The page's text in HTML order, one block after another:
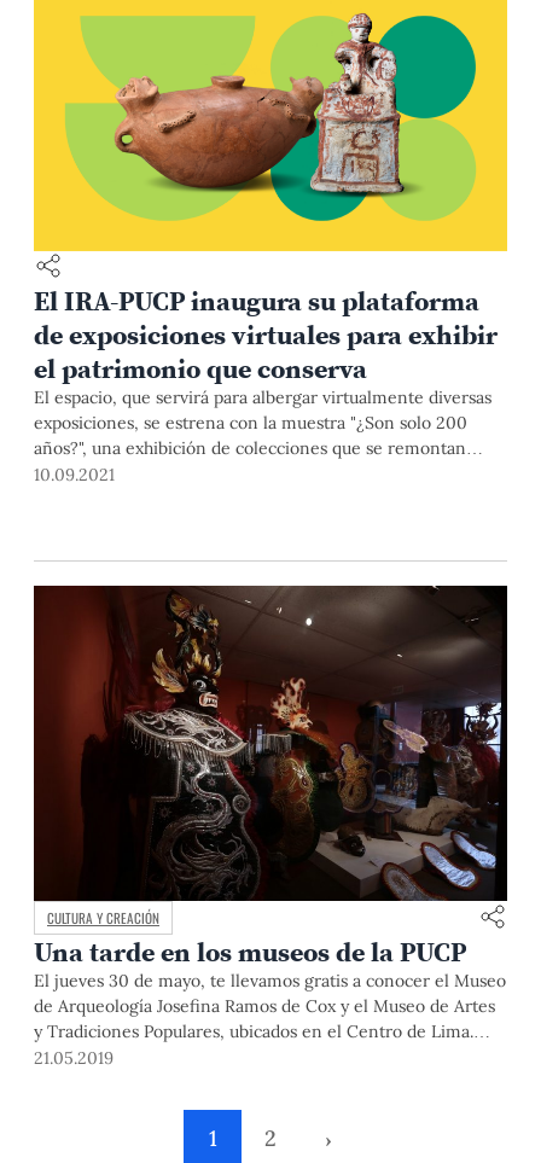
El IRA-PUCP inaugura su plataforma
de exposiciones virtuales para exhibir
el patrimonio que conserva
El espacio, que servirá para albergar virtualmente diversas
exposiciones, se estrena con la muestra "¿Son solo 200
años?", una exhibición de colecciones que se remontan
desde la época prehispánica para mostrar la construcción de
10.09.2021
CULTURA Y CREACIÓN
Una tarde en los museos de la PUCP
El jueves 30 de mayo, te llevamos gratis a conocer el Museo
de Arqueología Josefina Ramos de Cox y el Museo de Artes
y Tradiciones Populares, ubicados en el Centro de Lima.
¡Entérate más!
21.05.2019
1 2 ›